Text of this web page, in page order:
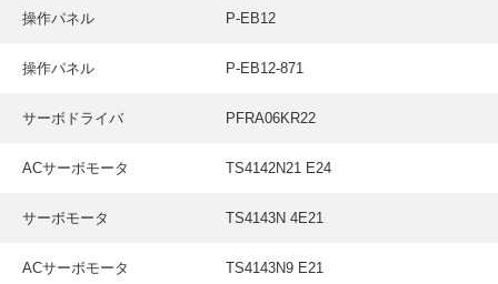
お問い合わせ
操作パネル P-EB12
操作パネル P-EB12-871
サーボドライバ PFRA06KR22
ACサーボモータ TS4142N21 E24
サーボモータ TS4143N 4E21
ACサーボモータ TS4143N9 E21